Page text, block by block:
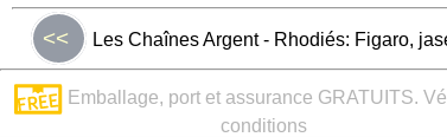
<< Les Chaînes Argent - Rhodiés: Figaro,
Emballage, port et assurance GRATUITS.
conditions